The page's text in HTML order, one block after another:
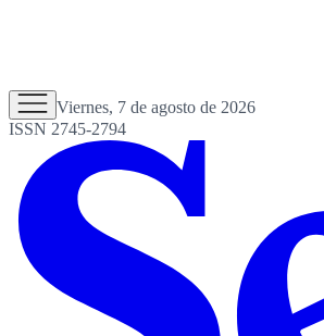
Viernes, 7 de agosto de 2026
ISSN 2745-2794